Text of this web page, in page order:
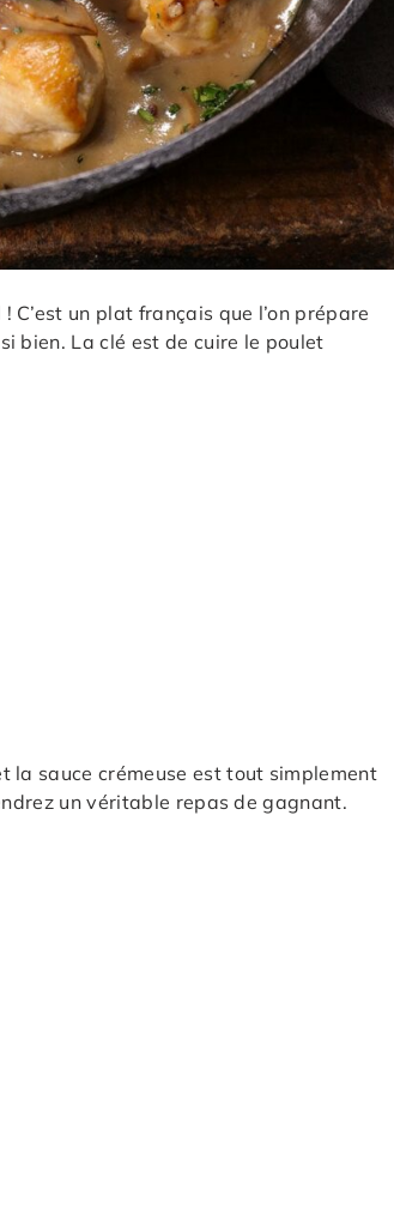
un plat français que l’on prépare
bien. La clé est de cuire le poulet
la sauce crémeuse est tout simplement
un véritable repas de gagnant.